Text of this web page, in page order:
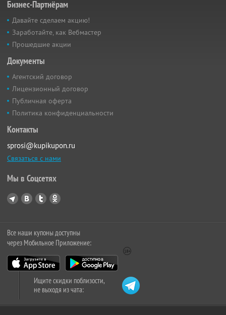
Бизнес-Партнёрам
Давайте сделаем акцию!
Заработайте, как Вебмастер
Прошедшие акции
Документы
Агентский договор
Лицензионный договор
Публичная оферта
Политика конфиденциальности
Контакты
sprosi@kupikupon.ru
Связаться с нами
Мы в Соцсетях
Все наши купоны доступны
через Мобильное Приложение:
Ищите скидки поблизости,
не выходя из чата: